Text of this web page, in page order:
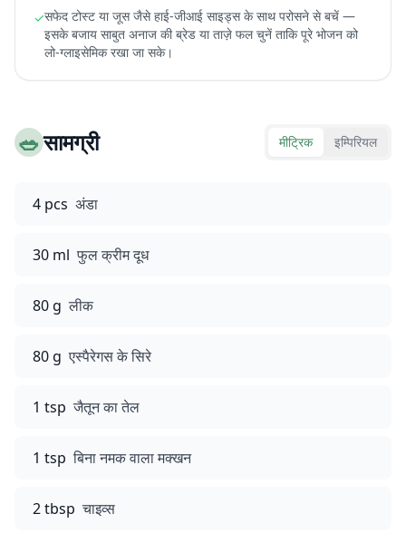
✓सफेद टोस्ट या जूस जैसे हाई-जीआई साइड्स के साथ परोसने से बचें —
इसके बजाय साबुत अनाज की ब्रेड या ताज़े फल चुनें ताकि पूरे भोजन को
लो-ग्लाइसेमिक रखा जा सके।
🥗सामग्री मीट्रिक इम्पिरियल
4 pcs अंडा
30 ml फुल क्रीम दूध
80 g लीक
80 g एस्पैरेगस के सिरे
1 tsp जैतून का तेल
1 tsp बिना नमक वाला मक्खन
2 tbsp चाइव्स